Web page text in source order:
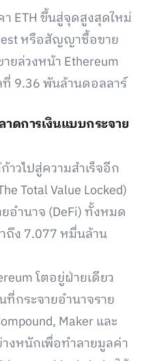
ETH ขึ้นสู่จุดสูงสุดใหม่
หรือสัญญาซื้อขาย
ล่วงหน้า Ethereum
9.36 พันล้านดอลลาร์
ดการเงินแบบกระจาย
าวไปสู่ความสำเร็จอีก
Total Value Locked)
อำนาจ (DeFi) ทั้งหมด
ถึง 7.077 หมื่นล้าน
โตอยู่ฝ่ายเดียว
ที่กระจายอำนาจราย
Maker และ
งหนักเพื่อทำลายมูลค่า